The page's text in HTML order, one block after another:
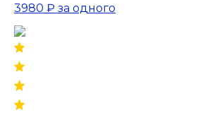
3980 ₽ за одного